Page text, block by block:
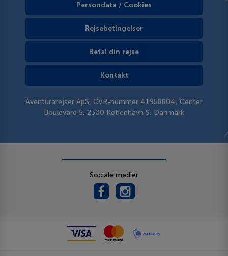
Persondata / Cookies
Rejsebetingelser
Betal din rejse
Kontakt
Aventurarejser ApS, CVR-nummer 41958804, Center
Boulevard 5, 2300 København S, Danmark
Sociale medier